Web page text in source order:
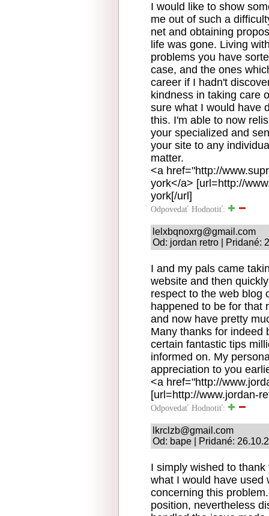
I would like to show
me out of such a
net and obtaining
life was gone. Living
problems you have
case, and the ones
career if I hadn't
kindness in taking care
sure what I would have
this. I'm able to now
your specialized and
your site to any
matter.
<a href="http://
york</a> [url=http://
york[/url]
Odpovedať Hodnotiť:
lelxbqnoxrg@gmail.com
Od: jordan retro | Pridané:
I and my pals came
website and then
respect to the web blog
happened to be for that
and now have pretty
Many thanks for indeed
certain fantastic tips
informed on. My
appreciation to you
<a href="http://
[url=http://www.jordan-
Odpovedať Hodnotiť:
lkrclzb@gmail.com
Od: bape | Pridané:
I simply wished to
what I would have used
concerning this
position, nevertheless